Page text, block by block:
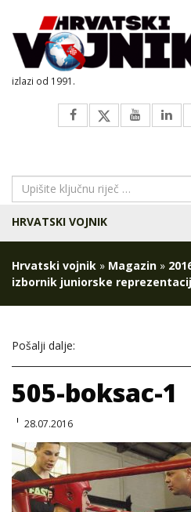
izlazi od 1991.
HRVATSKI VOJNIK
Hrvatski vojnik » Magazin »
izbornik juniorske
Pošalji dalje:
505-boksac-1
28.07.2016